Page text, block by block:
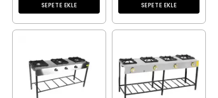
SEPETE EKLE SEPETE EKLE